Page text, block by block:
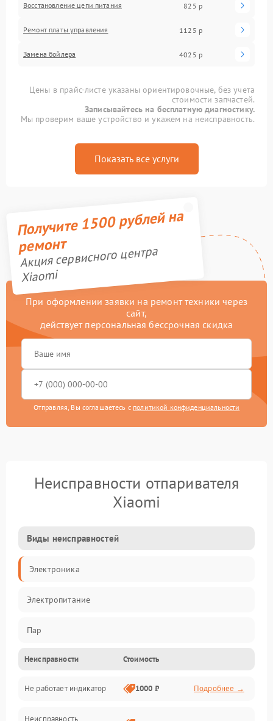
Восстановление цепи питания 825 р
Ремонт платы управления 1125 р
Замена бойлера 4025 р
Цены в прайс-листе указаны ориентировочные, без учета
стоимости запчастей.
Записывайтесь на бесплатную диагностику.
Мы проверим ваше устройство и укажем на неисправность.
Показать все услуги
Получите 1500 рублей на
ремонт
Акция сервисного центра
Xiaomi
При оформлении заявки на ремонт техники через
сайт,
действует персональная бессрочная скидка
Отправляя, Вы соглашаетесь с политикой конфиденциальности
Неисправности отпаривателя
Xiaomi
Виды неисправностей
Электроника
Электропитание
Пар
Герметичность
Механические повреждения
Неисправности Стоимость
Не работает индикатор 1000 ₽ Подробнее →
Неисправность